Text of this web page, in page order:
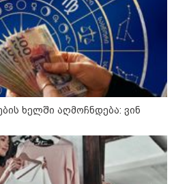
ფასი ბოლო 2 თვის
- რა დგას ძვირფასი
მკვეთრი გაძვირების
ოქრო დღიურად 101
გაძვირდა - რა ღირს
საქართველოში?
ხელში აღმოჩნდება: ვინ